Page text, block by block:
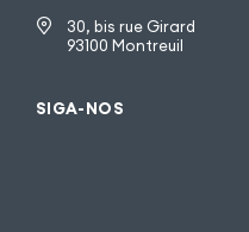
30, bis rue Girard
93100 Montreuil
SIGA-NOS